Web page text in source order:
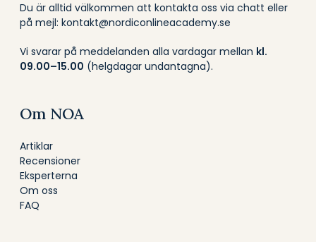
Du är alltid välkommen att kontakta oss via chatt eller
på mejl: kontakt@nordiconlineacademy.se
Vi svarar på meddelanden alla vardagar mellan kl.
09.00–15.00 (helgdagar undantagna).
Om NOA
Artiklar
Recensioner
Eksperterna
Om oss
FAQ